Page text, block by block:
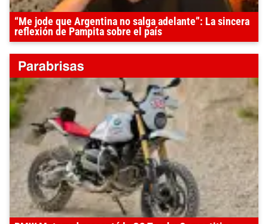
“Me jode que Argentina no salga adelante”: La sincera
reflexión de Pampita sobre el país